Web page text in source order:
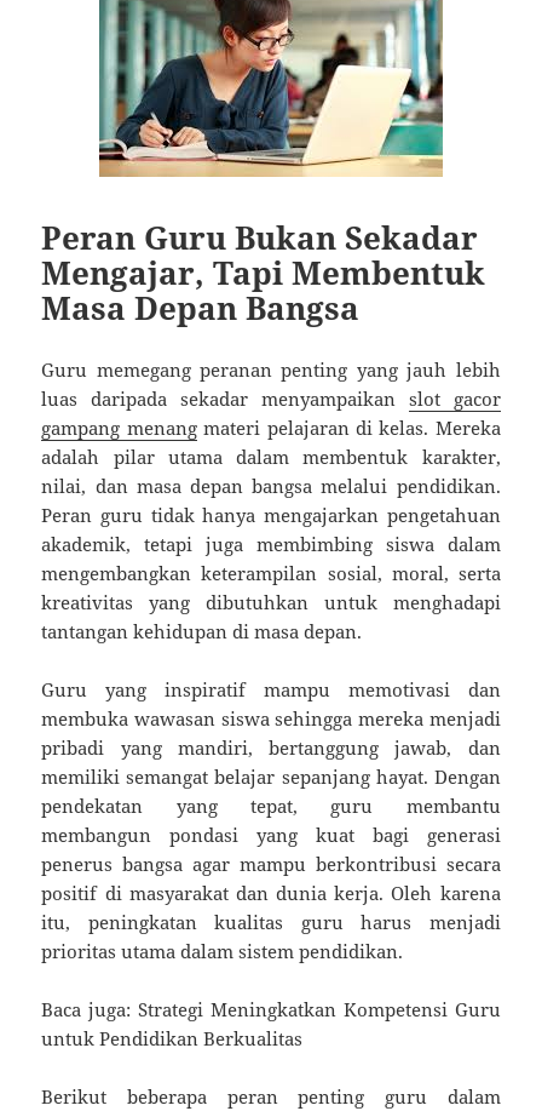
Peran Guru Bukan Sekadar
Mengajar, Tapi Membentuk
Masa Depan Bangsa
Guru memegang peranan penting yang jauh lebih
luas daripada sekadar menyampaikan slot gacor
gampang menangmateri pelajaran di kelas. Mereka
adalah pilar utama dalam membentuk karakter,
nilai, dan masa depan bangsa melalui pendidikan.
Peran guru tidak hanya mengajarkan pengetahuan
akademik, tetapi juga membimbing siswa dalam
mengembangkan keterampilan sosial, moral, serta
kreativitas yang dibutuhkan untuk menghadapi
tantangan kehidupan di masa depan.
Guru yang inspiratif mampu memotivasi dan
membuka wawasan siswa sehingga mereka menjadi
pribadi yang mandiri, bertanggung jawab, dan
memiliki semangat belajar sepanjang hayat. Dengan
pendekatan yang tepat, guru membantu
membangun pondasi yang kuat bagi generasi
penerus bangsa agar mampu berkontribusi secara
positif di masyarakat dan dunia kerja. Oleh karena
itu, peningkatan kualitas guru harus menjadi
prioritas utama dalam sistem pendidikan.
Baca juga: Strategi Meningkatkan Kompetensi Guru
untuk Pendidikan Berkualitas
Berikut beberapa peran penting guru dalam